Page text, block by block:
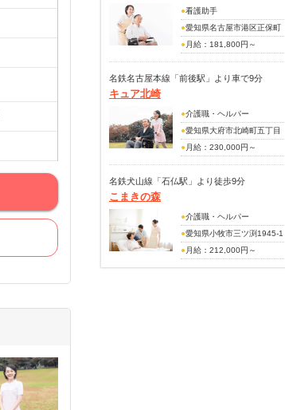
研修手当：2000円～4000円
／回
賞与あり（年2回・2,75ヶ月
分支給）
夜勤手当6000円/回
資格手当8,000円(介護福祉
士)
住宅手当20,000円
賞与年あり(昨年度実績・年2
●看護助手
●愛知県名古屋市港区正保町
三丁目38番地
● 月給：181,800円～
(手当内訳)
夜勤手当：平日6,200円/回・
調整手当：7,000円～
病棟手当：10,000円
(別途手当)
家族手当
4.3ヶ月分支給)
名鉄名古屋本線「前後駅」より車で9分
キュア北崎
●介護職・ヘルパー
●愛知県大府市北崎町五丁目
55番地
● 月給：230,000円～
※初任者研修で経験あり、夜
勤5回で25万前後
住宅手当
夜勤手当6,000円
賞与あり（昨年度実績・
4.00ヶ月）
名鉄犬山線「石仏駅」より徒歩9分
こまきの森
●介護職・ヘルパー
●愛知県小牧市三ツ渕1945-1
● 月給：212,000円～
260,000円